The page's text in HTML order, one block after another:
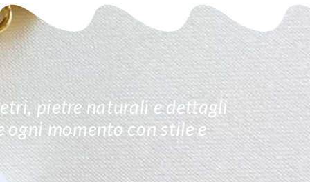
pietre naturali e dettagli
ogni momento con stile e